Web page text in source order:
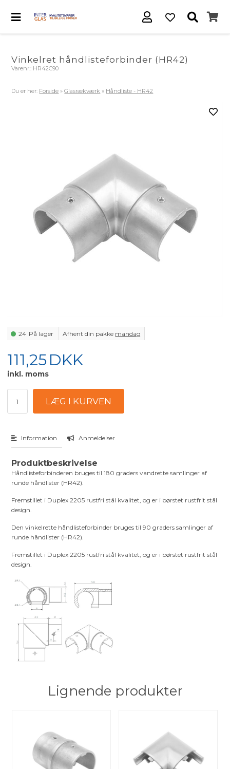
Vinkelret håndlisteforbinder (HR42)
Varenr.: HR42C90
Du er her: Forside »Glasrækværk » Håndliste - HR42
24 På lager Afhent din pakke mandag
111,25DKK
inkl. moms
Information Anmeldelser
Produktbeskrivelse
Håndlisteforbinderen bruges til 180 graders vandrette samlinger af
runde håndlister (HR42).
Fremstillet i Duplex 2205 rustfri stål kvalitet, og er i børstet rustfrit stål
design.
Den vinkelrette håndlisteforbinder bruges til 90 graders samlinger af
runde håndlister (HR42).
Fremstillet i Duplex 2205 rustfri stål kvalitet, og er i børstet rustfrit stål
design.
Lignende produkter